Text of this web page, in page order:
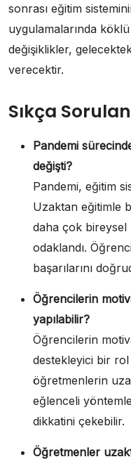
sonrası eğitim
uygulamalarında
değişiklikler,
verecektir.
Sıkça
Pandemi
değişti?
Pandemi, eğitim
Uzaktan eğitimle
daha çok bireysel
odaklandı.
başarılarını
Öğrencilerin
yapılabilir?
Öğrencilerin
destekleyici bir
öğretmenlerin
eğlenceli
dikkatini çekebilir.
Öğretmenler